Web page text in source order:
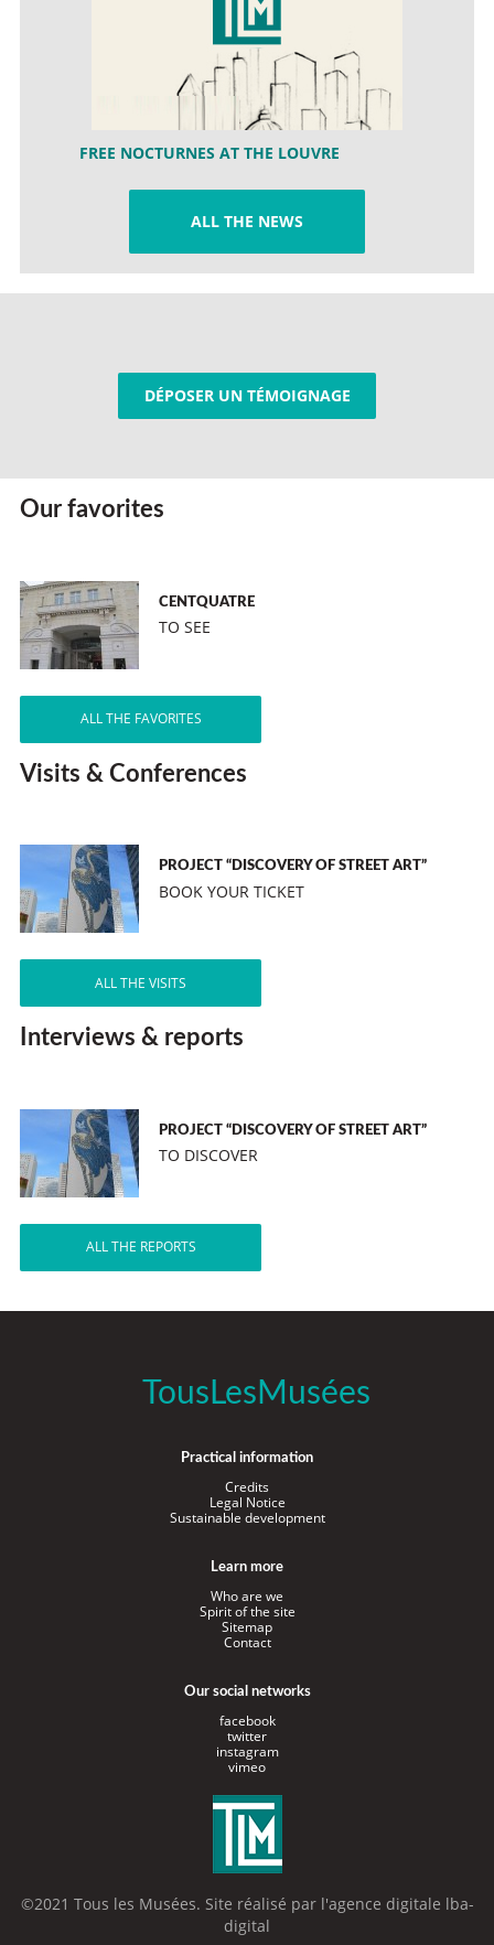
FREE NOCTURNES AT THE LOUVRE
ALL THE NEWS
DÉPOSER UN TÉMOIGNAGE
Our favorites
CENTQUATRE
TO SEE
ALL THE FAVORITES
Visits & Conferences
PROJECT “DISCOVERY OF STREET ART”
BOOK YOUR TICKET
ALL THE VISITS
Interviews & reports
PROJECT “DISCOVERY OF STREET ART”
TO DISCOVER
ALL THE REPORTS
TousLesMusées
Practical information
Credits
Legal Notice
Sustainable development
Learn more
Who are we
Spirit of the site
Sitemap
Contact
Our social networks
facebook
twitter
instagram
vimeo
©2021 Tous les Musées. Site réalisé par l'agence digitale lba-
digital